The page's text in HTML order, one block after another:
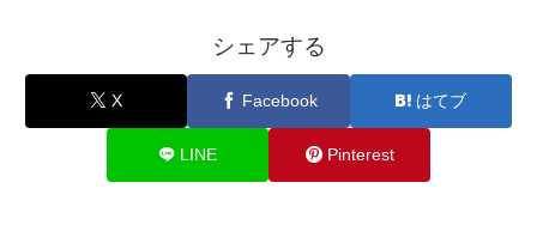
シェアする
X Facebook はてブ
LINE Pinterest